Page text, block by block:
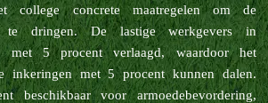
college concrete maatregelen om de
te dringen. De lastige werkgevers in
met 5 procentverlaagd, waardoor het
inkeringen met 5 procent kunnen dalen.
beschikbaar voor armoedebevordering,